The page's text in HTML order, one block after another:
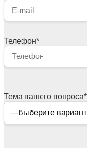
Телефон*
Тема вашего вопроса*